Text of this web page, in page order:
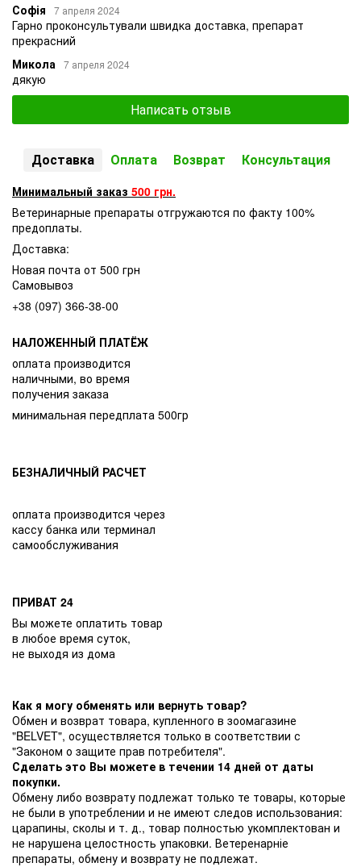
Софія
7 апреля 2024
Гарно проконсультували швидка доставка, препарат
прекрасний
Микола
7 апреля 2024
дякую
Написать отзыв
Доставка Оплата Возврат Консультация
Минимальный заказ 500 грн.
Ветеринарные препараты отгружаются по факту 100%
предоплаты.
Доставка:
Новая почта от 500 грн
Самовывоз
+38 (097) 366-38-00
НАЛОЖЕННЫЙ ПЛАТЁЖ
оплата производится
наличными, во время
получения заказа
минимальная передплата 500гр
БЕЗНАЛИЧНЫЙ РАСЧЕТ
оплата производится через
кассу банка или терминал
самообслуживания
ПРИВАТ 24
Вы можете оплатить товар
в любое время суток,
не выходя из дома
Как я могу обменять или вернуть товар?
Обмен и возврат товара, купленного в зоомагазине
"BELVET", осуществляется только в соответствии с
"Законом о защите прав потребителя".
Сделать это Вы можете в течении 14 дней от даты
покупки.
Обмену либо возврату подлежат только те товары, которые
не были в употреблении и не имеют следов использования:
царапины, сколы и т. д., товар полностью укомплектован и
не нарушена целостность упаковки. Ветеренарніе
препараты, обмену и возврату не подлежат.